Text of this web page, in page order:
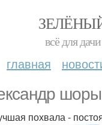
всё для
главная
похвала -